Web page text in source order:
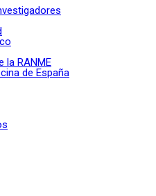
la RANME
de España